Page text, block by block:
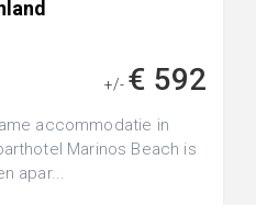
+/- € 592
accommodatie in
Marinos Beach is
apar...